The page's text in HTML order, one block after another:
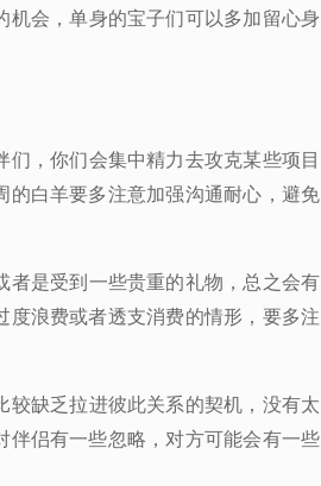
会，单身的宝子们可以多加留心身
，你们会集中精力去攻克某些项目
白羊要多注意加强沟通耐心，避免
者是受到一些贵重的礼物，总之会有
浪费或者透支消费的情形，要多注
缺乏拉进彼此关系的契机，没有太
伴侣有一些忽略，对方可能会有一些